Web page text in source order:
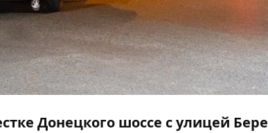
Донецкого шоссе с улицей